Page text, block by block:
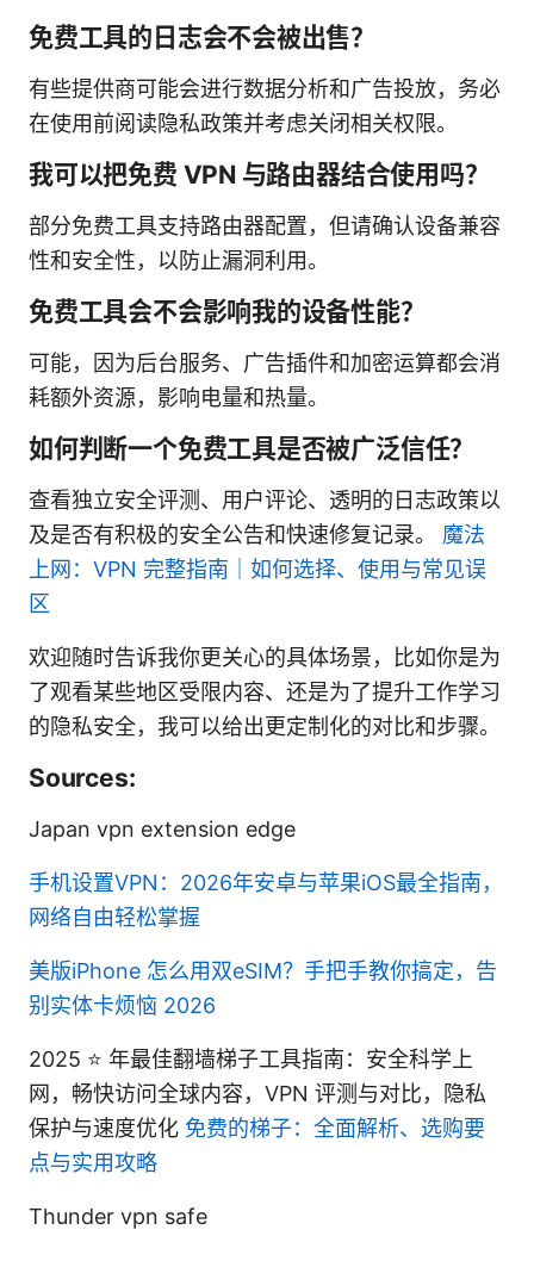
免费工具的日志会不会被出售？
有些提供商可能会进行数据分析和广告投放，务必
在使用前阅读隐私政策并考虑关闭相关权限。
我可以把免费 VPN 与路由器结合使用吗？
部分免费工具支持路由器配置，但请确认设备兼容
性和安全性，以防止漏洞利用。
免费工具会不会影响我的设备性能？
可能，因为后台服务、广告插件和加密运算都会消
耗额外资源，影响电量和热量。
如何判断一个免费工具是否被广泛信任？
查看独立安全评测、用户评论、透明的日志政策以
及是否有积极的安全公告和快速修复记录。 魔法
上网：VPN 完整指南｜如何选择、使用与常见误
区
欢迎随时告诉我你更关心的具体场景，比如你是为
了观看某些地区受限内容、还是为了提升工作学习
的隐私安全，我可以给出更定制化的对比和步骤。
Sources:
Japan vpn extension edge
手机设置VPN：2026年安卓与苹果iOS最全指南，
网络自由轻松掌握
美版iPhone 怎么用双eSIM？手把手教你搞定，告
别实体卡烦恼 2026
2025 ⭐ 年最佳翻墙梯子工具指南：安全科学上
网，畅快访问全球内容，VPN 评测与对比，隐私
保护与速度优化 免费的梯子：全面解析、选购要
点与实用攻略
Thunder vpn safe